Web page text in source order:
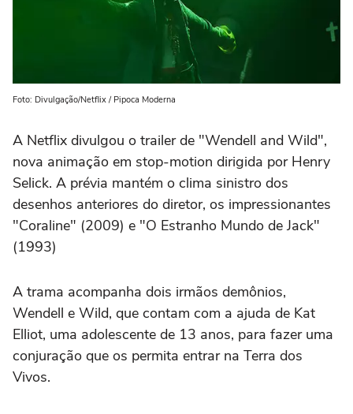
Foto: Divulgação/Netflix / Pipoca Moderna
A Netflix divulgou o trailer de "Wendell and Wild",
nova animação em stop-motion dirigida por Henry
Selick. A prévia mantém o clima sinistro dos
desenhos anteriores do diretor, os impressionantes
"Coraline" (2009) e "O Estranho Mundo de Jack"
(1993)
A trama acompanha dois irmãos demônios,
Wendell e Wild, que contam com a ajuda de Kat
Elliot, uma adolescente de 13 anos, para fazer uma
conjuração que os permita entrar na Terra dos
Vivos.